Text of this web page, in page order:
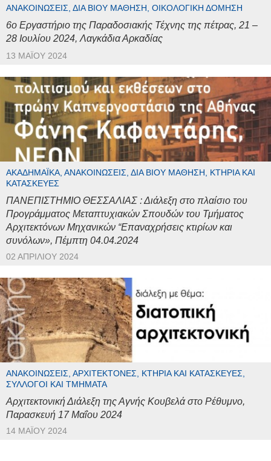
ΑΝΑΚΟΙΝΏΣΕΙΣ, ΔΙΆ ΒΊΟΥ ΜΆΘΗΣΗ, ΟΙΚΟΛΟΓΙΚΉ ΔΌΜΗΣΗ
6ο Εργαστήριο της Παραδοσιακής Τέχνης της πέτρας, 21 –
28 Ιουλίου 2024, Λαγκάδια Αρκαδίας
13 ΜΑΪ́ΟΥ 2024
ΑΚΑΔΗΜΑΪΚΆ, ΑΝΑΚΟΙΝΏΣΕΙΣ, ΔΙΆ ΒΊΟΥ ΜΆΘΗΣΗ, ΚΤΉΡΙΑ ΚΑΙ
ΚΑΤΑΣΚΕΥΈΣ
ΠΑΝΕΠΙΣΤΗΜΙΟ ΘΕΣΣΑΛΙΑΣ : Διάλεξη στο πλαίσιο του
Προγράμματος Μεταπτυχιακών Σπουδών του Τμήματος
Αρχιτεκτόνων Μηχανικών “Επαναχρήσεις κτιρίων και
συνόλων», Πέμπτη 04.04.2024
02 ΑΠΡΙΛΊΟΥ 2024
ΑΝΑΚΟΙΝΏΣΕΙΣ, ΑΡΧΙΤΈΚΤΟΝΕΣ, ΚΤΉΡΙΑ ΚΑΙ ΚΑΤΑΣΚΕΥΈΣ,
ΣΎΛΛΟΓΟΙ ΚΑΙ ΤΜΉΜΑΤΑ
Αρχιτεκτονική Διάλεξη της Αγνής Κουβελά στο Ρέθυμνο,
Παρασκευή 17 Μαΐου 2024
14 ΜΑΪ́ΟΥ 2024